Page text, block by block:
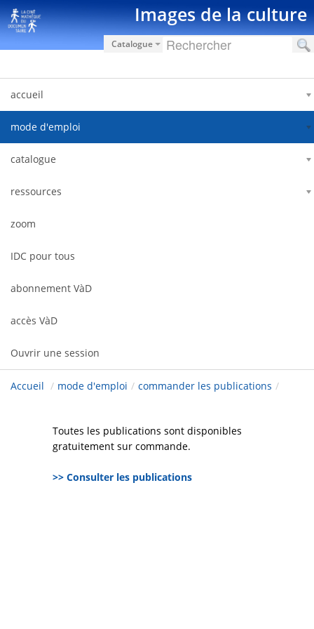
Saut au contenu Images de la culture
Catalogue
accueil
mode d'emploi
catalogue
ressources
zoom
IDC pour tous
abonnement VàD
accès VàD
Ouvrir une session
Accueil / mode d'emploi / commander les publications /
Toutes les publications sont disponibles
gratuitement sur commande.
>> Consulter les publications